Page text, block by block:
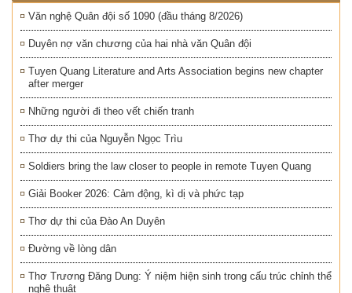
Văn nghệ Quân đội số 1090 (đầu tháng 8/2026)
Duyên nợ văn chương của hai nhà văn Quân đội
Tuyen Quang Literature and Arts Association begins new chapter
after merger
Những người đi theo vết chiến tranh
Thơ dự thi của Nguyễn Ngọc Trìu
Soldiers bring the law closer to people in remote Tuyen Quang
Giải Booker 2026: Cảm động, kì dị và phức tạp
Thơ dự thi của Đào An Duyên
Đường về lòng dân
Thơ Trương Đăng Dung: Ý niệm hiện sinh trong cấu trúc chỉnh thể
nghệ thuật